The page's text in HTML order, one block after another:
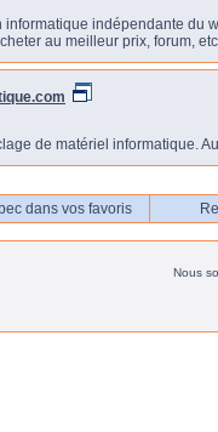
informatique indépendante du
au meilleur prix, forum,
de matériel informatique.
dans vos favoris
Nous